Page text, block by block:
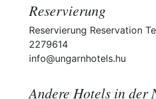
Reservierung
Reservierung Reservation
2279614
info@ungarnhotels.hu
Andere Hotels in der